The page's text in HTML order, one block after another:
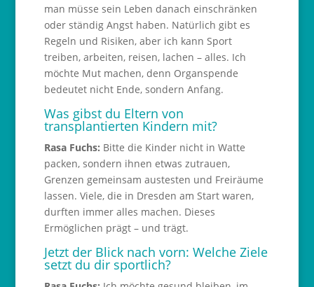
man müsse sein Leben danach einschränken
oder ständig Angst haben. Natürlich gibt es
Regeln und Risiken, aber ich kann Sport
treiben, arbeiten, reisen, lachen – alles. Ich
möchte Mut machen, denn Organspende
bedeutet nicht Ende, sondern Anfang.
Was gibst du Eltern von
transplantierten Kindern mit?
Rasa Fuchs: Bitte die Kinder nicht in Watte
packen, sondern ihnen etwas zutrauen,
Grenzen gemeinsam austesten und Freiräume
lassen. Viele, die in Dresden am Start waren,
durften immer alles machen. Dieses
Ermöglichen prägt – und trägt.
Jetzt der Blick nach vorn: Welche Ziele
setzt du dir sportlich?